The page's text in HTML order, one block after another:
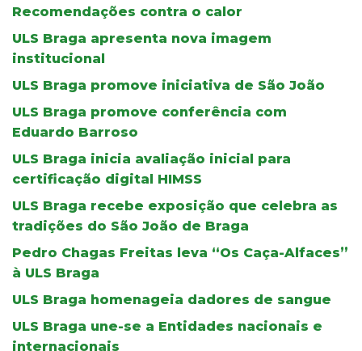
Recomendações contra o calor
ULS Braga apresenta nova imagem
institucional
ULS Braga promove iniciativa de São João
ULS Braga promove conferência com
Eduardo Barroso
ULS Braga inicia avaliação inicial para
certificação digital HIMSS
ULS Braga recebe exposição que celebra as
tradições do São João de Braga
Pedro Chagas Freitas leva “Os Caça-Alfaces”
à ULS Braga
ULS Braga homenageia dadores de sangue
ULS Braga une-se a Entidades nacionais e
internacionais